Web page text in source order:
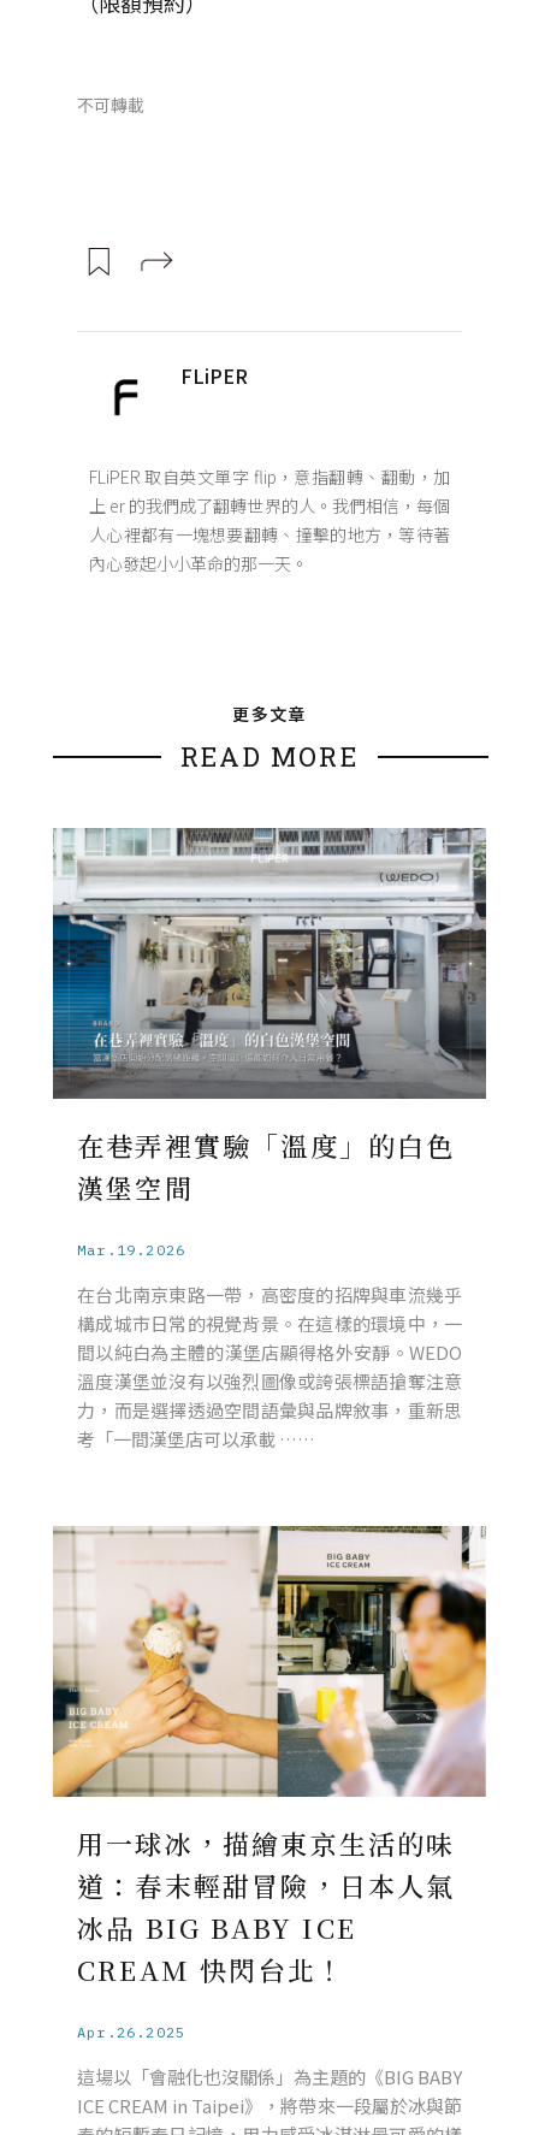
不可轉載
FLiPER
FLiPER 取自英文單字 flip，意指翻轉、翻動，加
上 er 的我們成了翻轉世界的人。我們相信，每個
人心裡都有一塊想要翻轉、撞擊的地方，等待著
內心發起小小革命的那一天。
更多文章
READ MORE
在巷弄裡實驗「溫度」的白色
漢堡空間
Mar.19.2026
在台北南京東路一帶，高密度的招牌與車流幾乎
構成城市日常的視覺背景。在這樣的環境中，一
間以純白為主體的漢堡店顯得格外安靜。WEDO
溫度漢堡並沒有以強烈圖像或誇張標語搶奪注意
力，而是選擇透過空間語彙與品牌敘事，重新思
考「一間漢堡店可以承載 ……
用一球冰，描繪東京生活的味
道：春末輕甜冒險，日本人氣
冰品 BIG BABY ICE
CREAM 快閃台北！
Apr.26.2025
這場以「會融化也沒關係」為主題的《BIG BABY
ICE CREAM in Taipei》，將帶來一段屬於冰與節